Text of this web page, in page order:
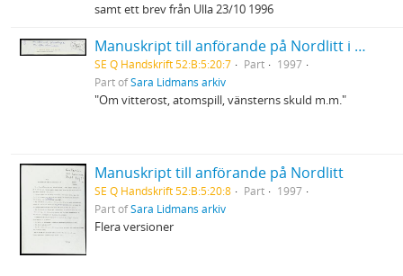
samt ett brev från Ulla 23/10 1996
Manuskript till anförande på Nordlitt i Skellefteå
SE Q Handskrift 52:B:5:20:7 Part
1997
Part ofSara Lidmans arkiv
"Om vitterost, atomspill, vänsterns skuld m.m."
Manuskript till anförande på Nordlitt
SE Q Handskrift 52:B:5:20:8 Part
1997
Part ofSara Lidmans arkiv
Flera versioner